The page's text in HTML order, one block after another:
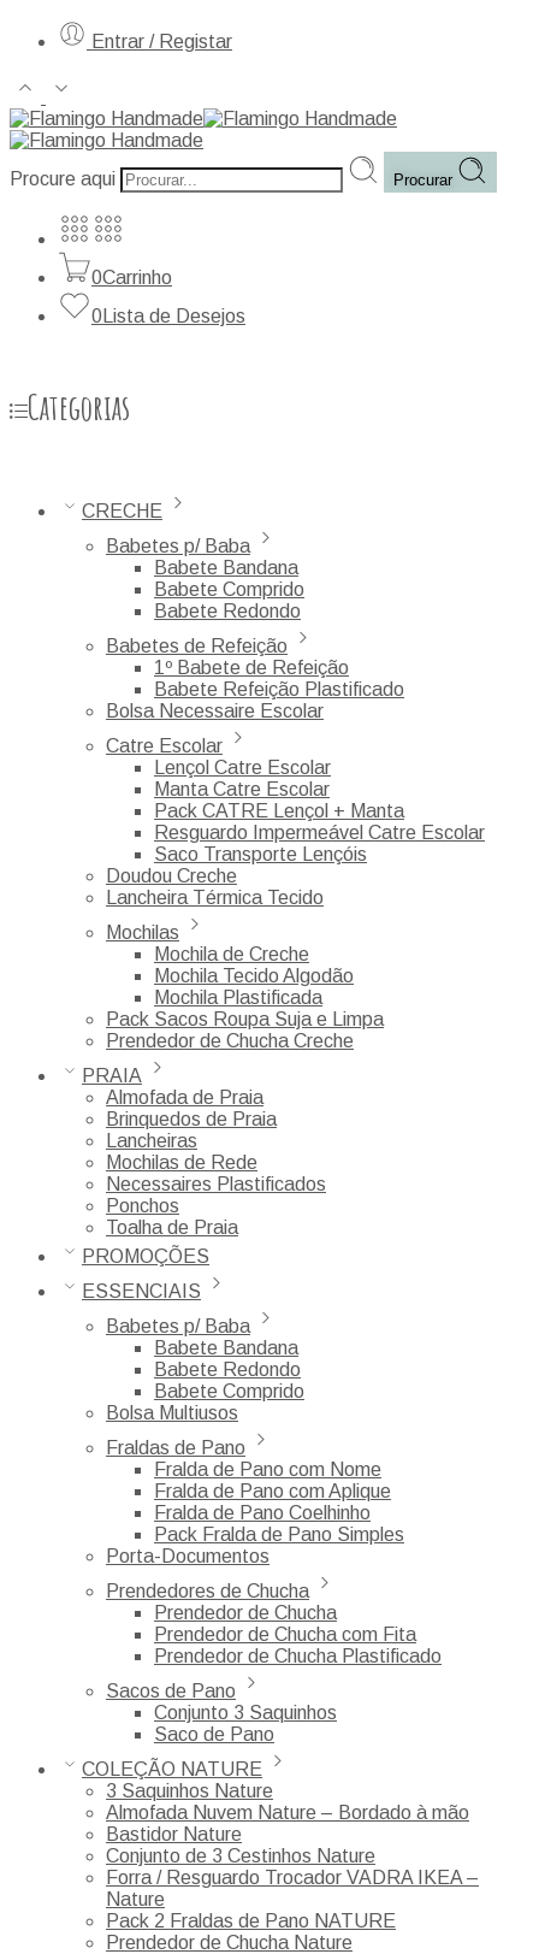
Entrar / Registar
Procure aqui Procurar
0Carrinho
0 Lista de Desejos
Categorias
CRECHE
Babetes p/ Baba
Babete Bandana
Babete Comprido
Babete Redondo
Babetes de Refeição
1º Babete de Refeição
Babete Refeição Plastificado
Bolsa Necessaire Escolar
Catre Escolar
Lençol Catre Escolar
Manta Catre Escolar
Pack CATRE Lençol + Manta
Resguardo Impermeável Catre Escolar
Saco Transporte Lençóis
Doudou Creche
Lancheira Térmica Tecido
Mochilas
Mochila de Creche
Mochila Tecido Algodão
Mochila Plastificada
Pack Sacos Roupa Suja e Limpa
Prendedor de Chucha Creche
PRAIA
Almofada de Praia
Brinquedos de Praia
Lancheiras
Mochilas de Rede
Necessaires Plastificados
Ponchos
Toalha de Praia
PROMOÇÕES
ESSENCIAIS
Babetes p/ Baba
Babete Bandana
Babete Redondo
Babete Comprido
Bolsa Multiusos
Fraldas de Pano
Fralda de Pano com Nome
Fralda de Pano com Aplique
Fralda de Pano Coelhinho
Pack Fralda de Pano Simples
Porta-Documentos
Prendedores de Chucha
Prendedor de Chucha
Prendedor de Chucha com Fita
Prendedor de Chucha Plastificado
Sacos de Pano
Conjunto 3 Saquinhos
Saco de Pano
COLEÇÃO NATURE
3 Saquinhos Nature
Almofada Nuvem Nature – Bordado à mão
Bastidor Nature
Conjunto de 3 Cestinhos Nature
Forra / Resguardo Trocador VADRA IKEA –
Nature
Pack 2 Fraldas de Pano NATURE
Prendedor de Chucha Nature